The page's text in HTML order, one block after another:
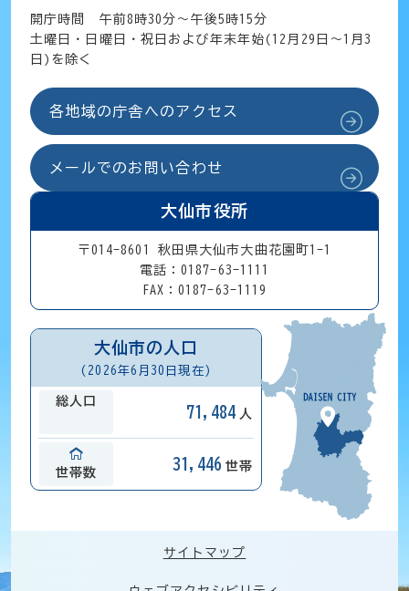
開庁時間 午前8時30分～午後5時15分
土曜日・日曜日・祝日および年末年始(12月29日～1月3
日)を除く
各地域の庁舎へのアクセス
メールでのお問い合わせ
大仙市役所
〒014-8601 秋田県大仙市大曲花園町1-1
電話：0187-63-1111
FAX：0187-63-1119
大仙市の人口
(2026年6月30日現在)
総人口
71,484 人
世帯数
31,446 世帯
サイトマップ